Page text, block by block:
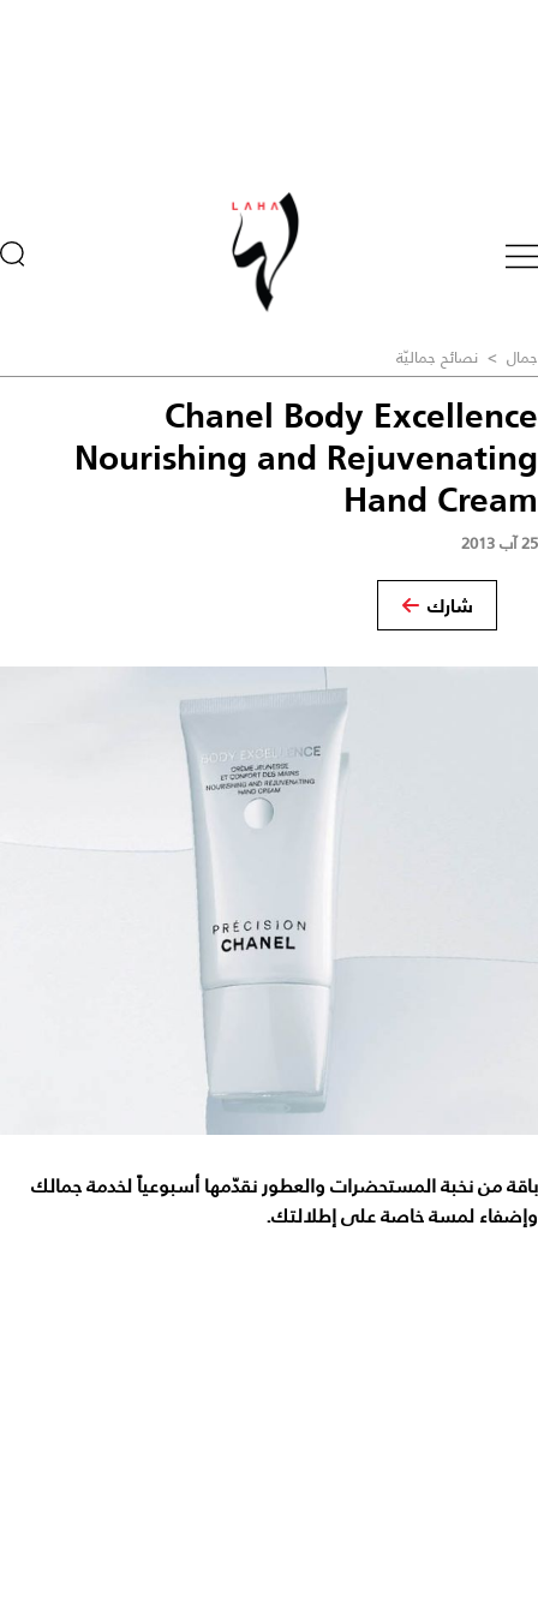
جمال > نصائح جماليّة
Chanel Body Excellence
Nourishing and Rejuvenating
Hand Cream
25 آب 2013
شارك
باقة من نخبة المستحضرات والعطور نقدّمها أسبوعياً لخدمة جمالك
وإضفاء لمسة خاصة على إطلالتك.